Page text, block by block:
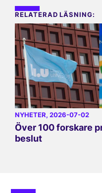
RELATERAD LÄSNING:
NYHETER, 2026-07-02
Över 100 forskare
beslut